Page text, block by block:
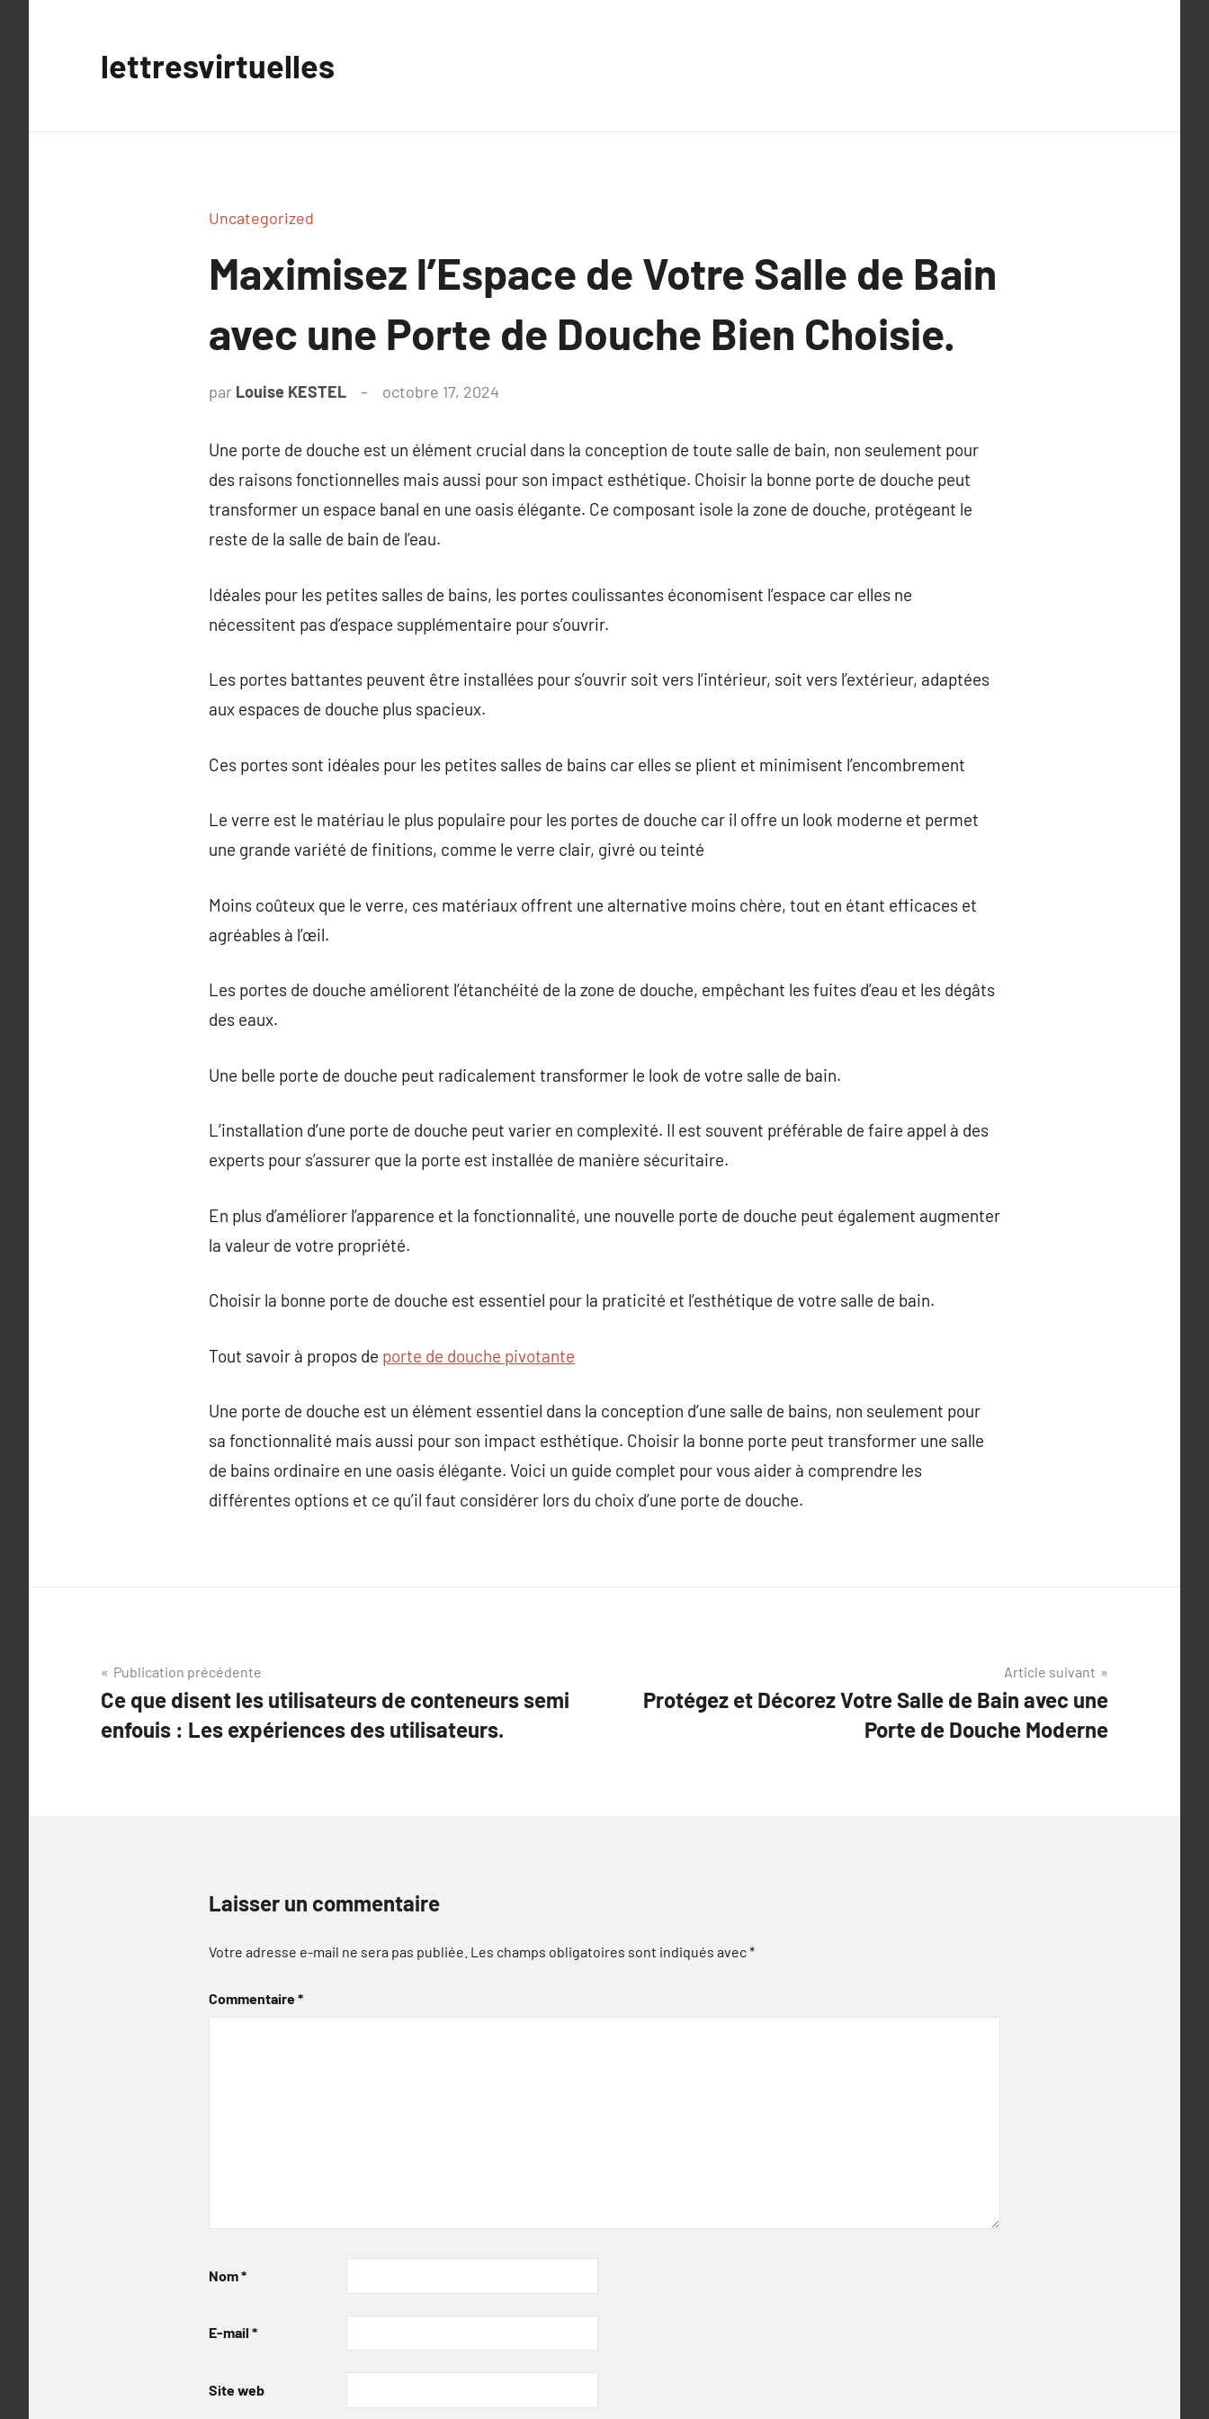
lettresvirtuelles
Uncategorized
Maximisez l’Espace de Votre Salle de Bain
avec une Porte de Douche Bien Choisie.
par Louise KESTEL octobre 17, 2024
Une porte de douche est un élément crucial dans la conception de toute salle de bain, non seulement pour
des raisons fonctionnelles mais aussi pour son impact esthétique. Choisir la bonne porte de douche peut
transformer un espace banal en une oasis élégante. Ce composant isole la zone de douche, protégeant le
reste de la salle de bain de l’eau.
Idéales pour les petites salles de bains, les portes coulissantes économisent l’espace car elles ne
nécessitent pas d’espace supplémentaire pour s’ouvrir.
Les portes battantes peuvent être installées pour s’ouvrir soit vers l’intérieur, soit vers l’extérieur, adaptées
aux espaces de douche plus spacieux.
Ces portes sont idéales pour les petites salles de bains car elles se plient et minimisent l’encombrement
Le verre est le matériau le plus populaire pour les portes de douche car il offre un look moderne et permet
une grande variété de finitions, comme le verre clair, givré ou teinté
Moins coûteux que le verre, ces matériaux offrent une alternative moins chère, tout en étant efficaces et
agréables à l’œil.
Les portes de douche améliorent l’étanchéité de la zone de douche, empêchant les fuites d’eau et les dégâts
des eaux.
Une belle porte de douche peut radicalement transformer le look de votre salle de bain.
L’installation d’une porte de douche peut varier en complexité. Il est souvent préférable de faire appel à des
experts pour s’assurer que la porte est installée de manière sécuritaire.
En plus d’améliorer l’apparence et la fonctionnalité, une nouvelle porte de douche peut également augmenter
la valeur de votre propriété.
Choisir la bonne porte de douche est essentiel pour la praticité et l’esthétique de votre salle de bain.
Tout savoir à propos de porte de douche pivotante
Une porte de douche est un élément essentiel dans la conception d’une salle de bains, non seulement pour
sa fonctionnalité mais aussi pour son impact esthétique. Choisir la bonne porte peut transformer une salle
de bains ordinaire en une oasis élégante. Voici un guide complet pour vous aider à comprendre les
différentes options et ce qu’il faut considérer lors du choix d’une porte de douche.
Navigation
de
l’article
Publication précédente
Ce que disent les utilisateurs de conteneurs semi
enfouis : Les expériences des utilisateurs.
Article suivant
Protégez et Décorez Votre Salle de Bain avec une
Porte de Douche Moderne
Laisser un commentaire
Votre adresse e-mail ne sera pas publiée. Les champs obligatoires sont indiqués avec*
Commentaire*
Nom*
E-mail *
Site web